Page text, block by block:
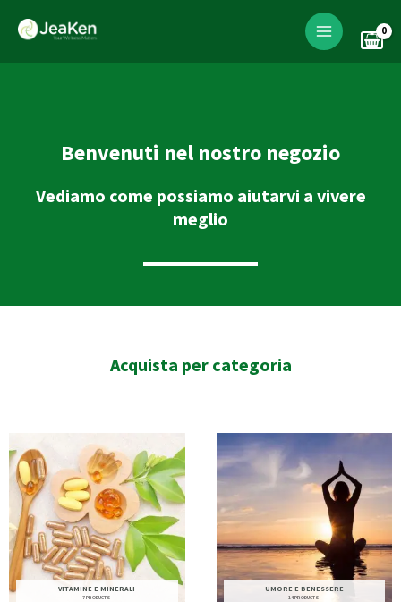
content
Benvenuti nel nostro negozio
Vediamo come possiamo aiutarvi a vivere
meglio
Acquista per categoria
VITAMINE E MINERALI
7 PRODUCTS
UMORE E BENESSERE
14 PRODUCTS